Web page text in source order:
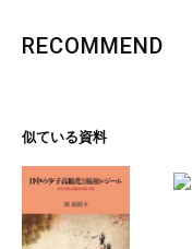
RECOMMEND
似ている資料